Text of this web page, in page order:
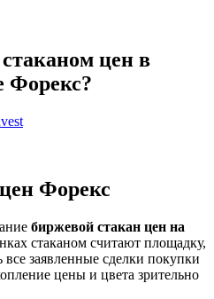
цен в
Форекс?
Форекс
биржевой стакан цен на
стаканом считают площадку,
заявленные сделки покупки
цены и цвета зрительно